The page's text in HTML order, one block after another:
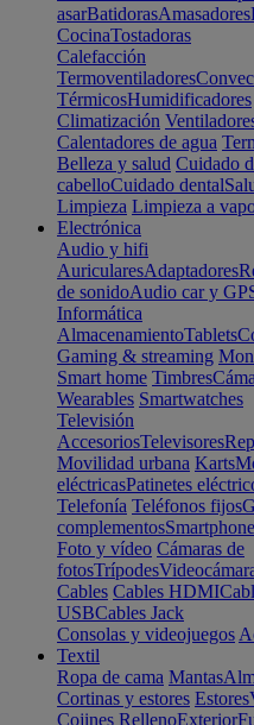
asarBatidorasAmasadores
CocinaTostadoras
Calefacción
Termoventiladores
TérmicosHumidificadores
Climatización
Calentadores de agua
Belleza y salud Cuidado
cabelloCuidado dental
Limpieza Limpieza a
Electrónica
Audio y hifi
AuricularesAdaptadores
de sonidoAudio car y
Informática
AlmacenamientoTablets
Gaming & streaming
Smart home Timbres
Wearables Smartwatches
Televisión
AccesoriosTelevisores
Movilidad urbana Karts
eléctricasPatinetes
Telefonía Teléfonos fijos
complementos
Foto y vídeo Cámaras de
fotosTrípodes
Cables Cables HDMI
USBCables Jack
Consolas y videojuegos
Textil
Ropa de cama Mantas
Cortinas y estores Estores
Cojines RellenoExterior